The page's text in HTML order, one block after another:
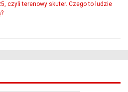
czyli terenowy skuter. Czego to ludzie